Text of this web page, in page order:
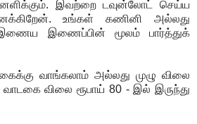
இவற்றை டவுன்லோட் செய்ய
உங்கள் கணினி அல்லது
இணைப்பின் மூலம் பார்த்துக்
வாங்கலாம் அல்லது முழு விலை
விலை ரூபாய் 80 - இல் இருந்து